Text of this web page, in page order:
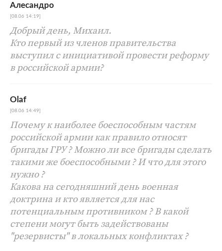
Алесандро
[08.06 14:19]
Добрый день, Михаил.
Кто первый из членов правительства
выступил с инициативой провести реформу
в российской армии?
Olaf
[08.06 14:49]
Почему к наиболее боеспособным частям
российской армии как правило относят
бригады ГРУ ? Можно ли все бригады сделать
такими же боеспособными ? И что для этого
нужно ?
Какова на сегодняшний день военная
доктрина и кто является для нас
потенциальным противником ? В какой
степени могут быть задействованы
"резервисты" в локальных конфликтах ?